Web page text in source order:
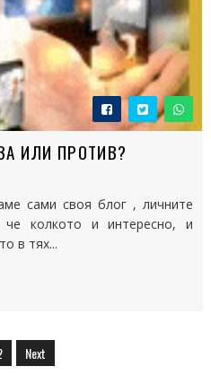
ИЛИ ПРОТИВ?
сами своя блог , личните
колкото и интересно, и
в тях...
Next